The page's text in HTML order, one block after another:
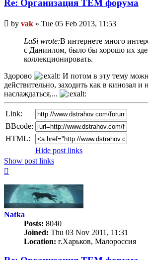
Re: Организация TЕМ форума
Unread
post
by vak » Tue 05 Feb 2013, 11:53
LaSi wrote:В интернете много
с Даниилом, было бы хорошо их
коллекционировать.
Здорово
И потом в эту тему
действительно, заходить как в кинозал и
наслаждаться,...
Link:
BBcode:
HTML:
Hide post links
Show post links
Natka
Posts: 8040
Joined: Thu 03 Nov 2011, 11:31
Location: г.Харьков, Малороссия